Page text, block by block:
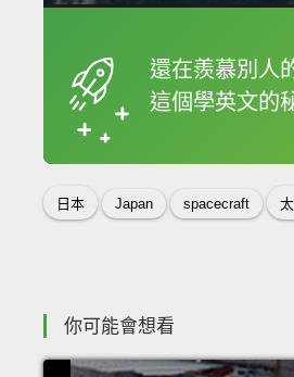
還在羨慕別人
這個學英文的
日本 Japan spacecraft
你可能會想看